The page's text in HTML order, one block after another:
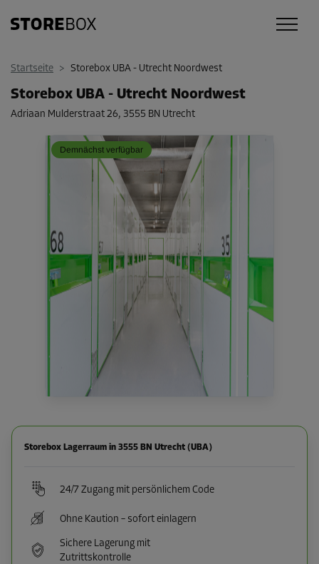
Startseite > Storebox UBA - Utrecht Noordwest
Storebox UBA - Utrecht Noordwest
Adriaan Mulderstraat 26, 3555 BN Utrecht
Demnächst verfügbar
Storebox Lagerraum in 3555 BN Utrecht (UBA)
24/7 Zugang mit persönlichem Code
Ohne Kaution – sofort einlagern
Sichere Lagerung mit
Zutrittskontrolle